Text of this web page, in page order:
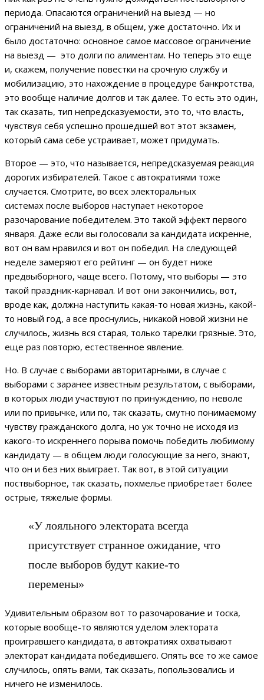
периода. Опасаются ограничений на выезд — но
ограничений на выезд, в общем, уже достаточно. Их и
было достаточно: основное самое массовое ограничение
на выезд — это долги по алиментам. Но теперь это еще
и, скажем, получение повестки на срочную службу и
мобилизацию, это нахождение в процедуре банкротства,
это вообще наличие долгов и так далее. То есть это один,
так сказать, тип непредсказуемости, это то, что власть,
чувствуя себя успешно прошедшей вот этот экзамен,
который сама себе устраивает, может придумать.
Второе — это, что называется, непредсказуемая реакция
дорогих избирателей. Такое с автократиями тоже
случается. Смотрите, во всех электоральных
системах после выборов наступает некоторое
разочарование победителем. Это такой эффект первого
января. Даже если вы голосовали за кандидата искренне,
вот он вам нравился и вот он победил. На следующей
неделе замеряют его рейтинг — он будет ниже
предвыборного, чаще всего. Потому, что выборы — это
такой праздник-карнавал. И вот они закончились, вот,
вроде как, должна наступить какая-то новая жизнь, какой-
то новый год, а все проснулись, никакой новой жизни не
случилось, жизнь вся старая, только тарелки грязные. Это,
еще раз повторю, естественное явление.
Но. В случае с выборами авторитарными, в случае с
выборами с заранее известным результатом, с выборами,
в которых люди участвуют по принуждению, по неволе
или по привычке, или по, так сказать, смутно понимаемому
чувству гражданского долга, но уж точно не исходя из
какого-то искреннего порыва помочь победить любимому
кандидату — в общем люди голосующие за него, знают,
что он и без них выиграет. Так вот, в этой ситуации
поствыборное, так сказать, похмелье приобретает более
острые, тяжелые формы.
«У лояльного электората всегда
присутствует странное ожидание, что
после выборов будут какие-то
перемены»
Удивительным образом вот то разочарование и тоска,
которые вообще-то являются уделом электората
проигравшего кандидата, в автократиях охватывают
электорат кандидата победившего. Опять все то же самое
случилось, опять вами, так сказать, попользовались и
ничего не изменилось.